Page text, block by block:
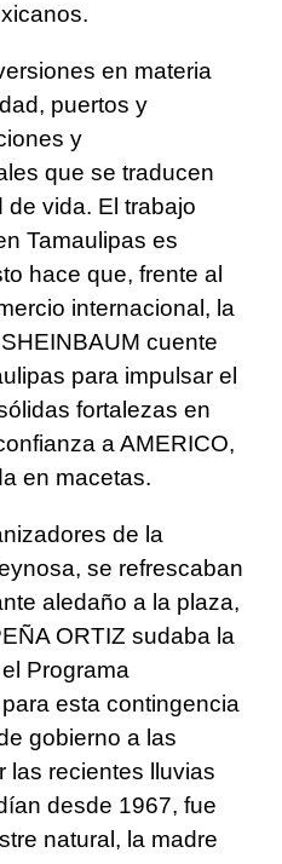
en materia
puertos y
y
que se traducen
vida. El trabajo
Tamaulipas es
hace que, frente al
internacional, la
cuente
para impulsar el
fortalezas en
a AMERICO,
en macetas.
de la
se refrescaban
aledaño a la plaza,
ORTIZ sudaba la
Programa
esta contingencia
gobierno a las
las recientes lluvias
desde 1967, fue
natural, la madre